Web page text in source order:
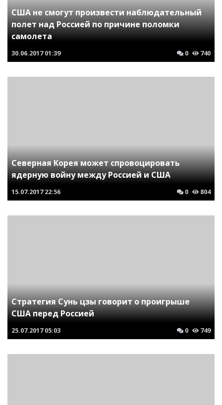
США не смогут произвести наблюдательный
полет над Россией по причине поломки
самолета
30.06.2017 01:39 0 740
Северная Корея может спровоцировать
ядерную войну между Россией и США
15.07.2017 22:56 0 804
Стратегия Сунь цзы говорит о проигрыше
США перед Россией
25.07.2017 05:03 0 749